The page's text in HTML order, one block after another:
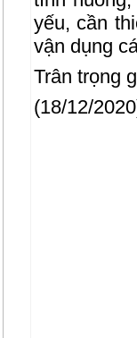
yếu, cần
vận dụng
Trân trọng
(18/12/